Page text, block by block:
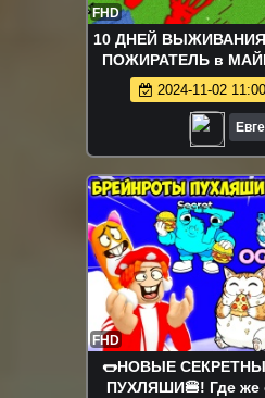
FHD
10 ДНЕЙ
ПОЖИРАТЕЛЬ в
ПРО ДЕВУШКА
2024-11-02 11:00
FHD
🌭НОВЫЕ
ПУХЛЯШИ🍔! Где же